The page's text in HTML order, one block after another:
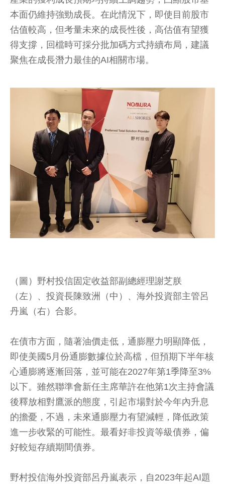
本面仍維持強勁成長。在此情況下，即使目前股市
估值較高，但考量未來的成長性後，高估值有望獲
得支撐，回檔時可採分批加碼方式持續布局，建議
聚焦在成長潛力最佳的AI相關市場。
（圖）野村投信固定收益部副總經理謝芝朕
（左）、投資長陳致洲（中）、海外投資部主管呂
丹嵐（右）合影。
在債市方面，隨著油價走低，通膨壓力明顯降低，
即使美國5月份通膨數據位於高檔，但預期下半年核
心通膨將逐漸回落，並可能在2027年第1季降至3%
以下。雖然聯準會新任主席華許在他第1次主持會議
後釋放相對鷹派的態度，引起市場對於今年內升息
的擔憂，不過，未來通膨壓力有望減輕，降低政策
進一步收緊的可能性。最看好非投資等級債券，偏
好較短存續期間債券。
野村投信海外投資部呂丹嵐表示，自2023年起AI題